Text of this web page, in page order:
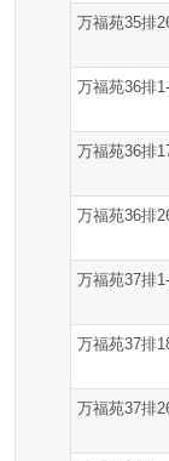
万福苑35排
万福苑36排
万福苑36排
万福苑36排
万福苑37排
万福苑37排
万福苑37排